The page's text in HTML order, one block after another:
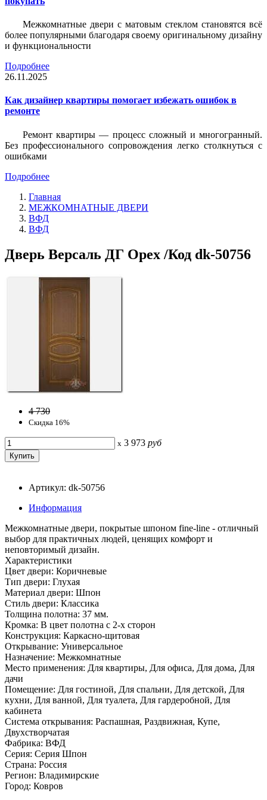
Межкомнатные двери с матовым стеклом становятся всё
более популярными благодаря своему оригинальному дизайну
и функциональности
Подробнее
26.11.2025
Как дизайнер квартиры помогает избежать ошибок в
ремонте
Ремонт квартиры — процесс сложный и многогранный.
Без профессионального сопровождения легко столкнуться с
ошибками
Подробнее
Главная
МЕЖКОМНАТНЫЕ ДВЕРИ
ВФД
ВФД
Дверь Версаль ДГ Орех /Код dk-50756
4 730
Скидка 16%
x 3 973 руб
Артикул: dk-50756
Информация
Межкомнатные двери, покрытые шпоном fine-line - отличный
выбор для практичных людей, ценящих комфорт и
неповторимый дизайн.
Характеристики
Цвет двери: Коричневые
Тип двери: Глухая
Материал двери: Шпон
Стиль двери: Классика
Толщина полотна: 37 мм.
Кромка: В цвет полотна с 2-х сторон
Конструкция: Каркасно-щитовая
Открывание: Универсальное
Назначение: Межкомнатные
Место применения: Для квартиры, Для офиса, Для дома, Для
дачи
Помещение: Для гостиной, Для спальни, Для детской, Для
кухни, Для ванной, Для туалета, Для гардеробной, Для
кабинета
Система открывания: Распашная, Раздвижная, Купе,
Двухстворчатая
Фабрика: ВФД
Серия: Серия Шпон
Страна: Россия
Регион: Владимирские
Город: Ковров